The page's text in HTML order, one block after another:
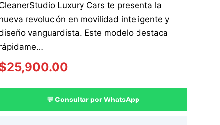
CleanerStudio Luxury Cars te presenta la
nueva revolución en movilidad inteligente y
vanguardista. Este modelo destaca
rápidame…
$25,900.00
💬 Consultar por WhatsApp